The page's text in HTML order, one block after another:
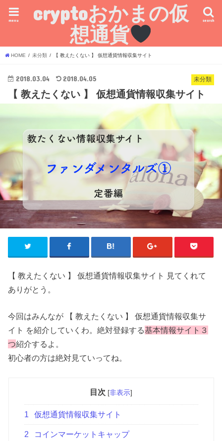
cryptoおかまの仮
想通貨
search
menu
HOME 未分類 【 教えたくない 】 仮想通貨情報収集サイト
未分類
2018.03.04 2018.04.05
【 教えたくない 】 仮想通貨情報収集サイト
【 教えたくない 】 仮想通貨情報収集サイト 見てくれて
ありがとう。
今回はみんなが 【 教えたくない 】 仮想通貨情報収集サ
イト を紹介していくわ。絶対登録する基本情報サイト３
つ紹介するよ。
初心者の方は絶対見ていってね。
目次 [非表示]
1 仮想通貨情報収集サイト
2 コインマーケットキャップ